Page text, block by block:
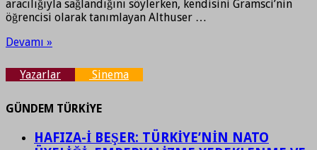
aracılığıyla sağlandığını söylerken, kendisini Gramsci’nin
öğrencisi olarak tanımlayan Althuser …
Devamı »
Yazarlar Sinema
GÜNDEM TÜRKİYE
HAFIZA-İ BEŞER: TÜRKİYE’NİN NATO